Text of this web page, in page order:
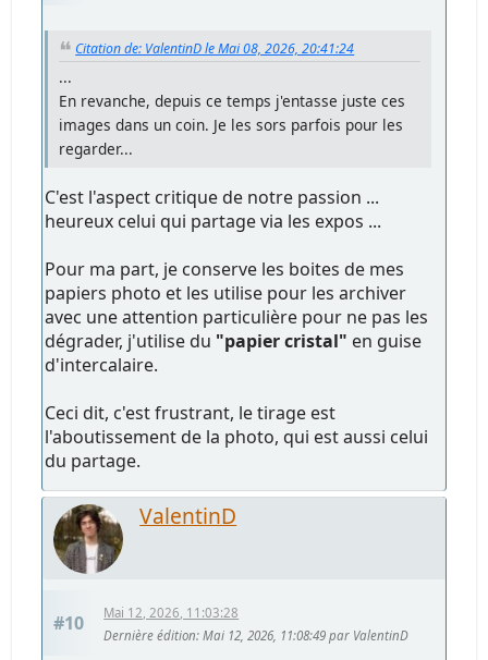
Citation de: ValentinD le Mai 08, 2026, 20:41:24
...
En revanche, depuis ce temps j'entasse juste ces
images dans un coin. Je les sors parfois pour les
regarder...
C'est l'aspect critique de notre passion ...
heureux celui qui partage via les expos ...
Pour ma part, je conserve les boites de mes
papiers photo et les utilise pour les archiver
avec une attention particulière pour ne pas les
dégrader, j'utilise du "papier cristal" en guise
d'intercalaire.
Ceci dit, c'est frustrant, le tirage est
l'aboutissement de la photo, qui est aussi celui
du partage.
ValentinD
#10
Mai 12, 2026, 11:03:28
Dernière édition: Mai 12, 2026, 11:08:49 par ValentinD